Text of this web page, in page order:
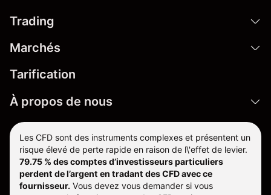
Trading
Marchés
Tarification
À propos de nous
Les CFD sont des instruments complexes et présentent un
risque élevé de perte rapide en raison de l\'effet de levier.
79.75 % des comptes d’investisseurs particuliers
perdent de l’argent en tradant des CFD avec ce
fournisseur. Vous devez vous demander si vous